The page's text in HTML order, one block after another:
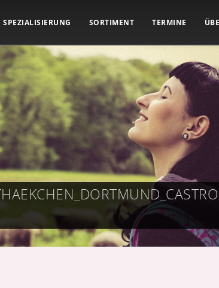
SPEZIALISIERUNG SORTIMENT TERMINE